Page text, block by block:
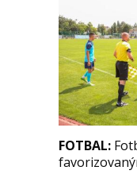
FOTBAL: